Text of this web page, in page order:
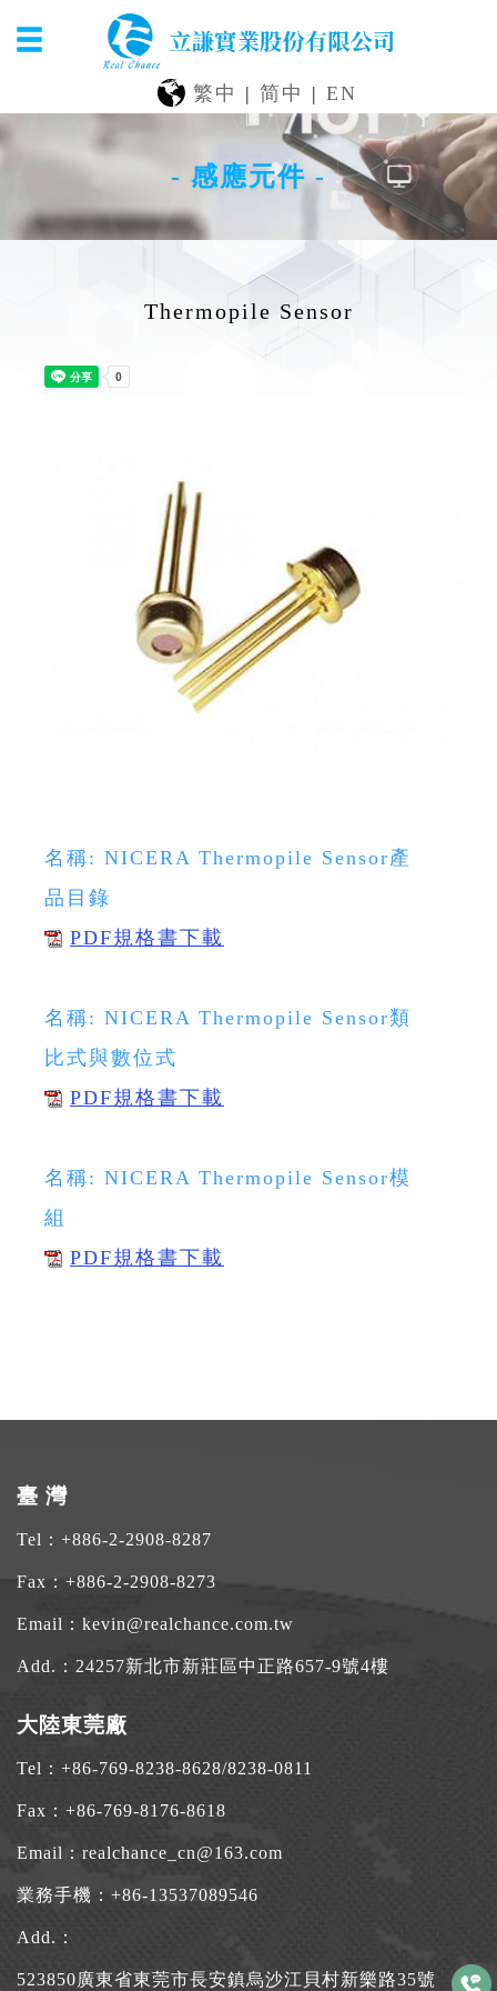
繁中 | 简中 | EN
- 感應元件 -
Thermopile Sensor
名稱: NICERA Thermopile Sensor產
品目錄
PDF規格書下載
名稱: NICERA Thermopile Sensor類
比式與數位式
PDF規格書下載
名稱: NICERA Thermopile Sensor模
組
PDF規格書下載
臺 灣
Tel： +886-2-2908-8287
Fax：+886-2-2908-8273
Email： kevin@realchance.com.tw
Add.： 24257新北市新莊區中正路657-9號4樓
大陸東莞廠
Tel： +86-769-8238-8628/8238-0811
Fax：+86-769-8176-8618
Email： realchance_cn@163.com
業務手機： +86-13537089546
Add.：
523850廣東省東莞市長安鎮烏沙江貝村新樂路35號